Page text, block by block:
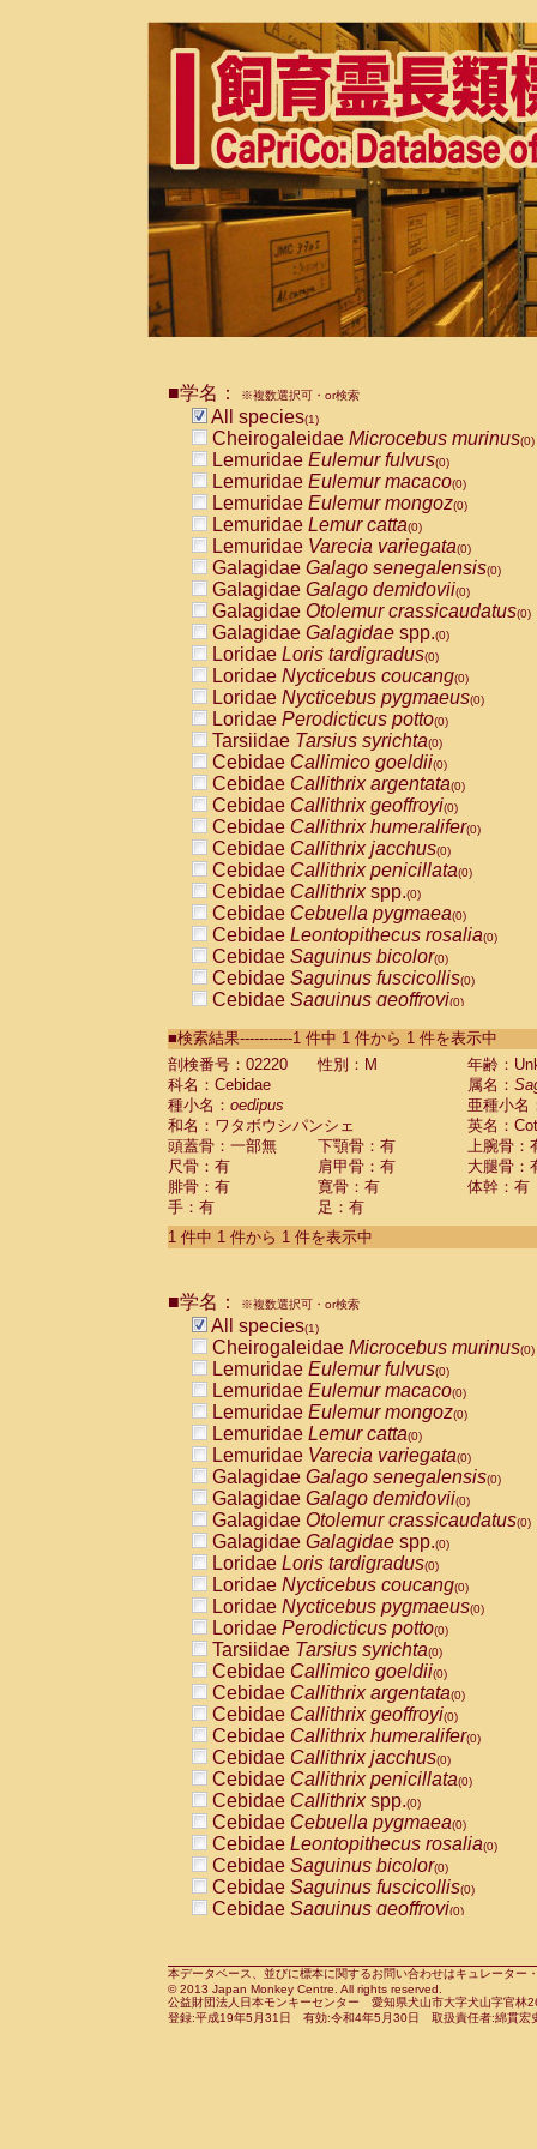
■学名： ※複数選択可・or検索
All species(1)
Cheirogaleidae Microcebus murinus(0)
Lemuridae Eulemur fulvus(0)
Lemuridae Eulemur macaco(0)
Lemuridae Eulemur mongoz(0)
Lemuridae Lemur catta(0)
Lemuridae Varecia variegata(0)
Galagidae Galago senegalensis(0)
Galagidae Galago demidovii(0)
Galagidae Otolemur crassicaudatus(0)
Galagidae Galagidae spp.(0)
Loridae Loris tardigradus(0)
Loridae Nycticebus coucang(0)
Loridae Nycticebus pygmaeus(0)
Loridae Perodicticus potto(0)
Tarsiidae Tarsius syrichta(0)
Cebidae Callimico goeldii(0)
Cebidae Callithrix argentata(0)
Cebidae Callithrix geoffroyi(0)
Cebidae Callithrix humeralifer(0)
Cebidae Callithrix jacchus(0)
Cebidae Callithrix penicillata(0)
Cebidae Callithrixspp.(0)
Cebidae Cebuella pygmaea(0)
Cebidae Leontopithecus rosalia(0)
Cebidae Saguinus bicolor(0)
Cebidae Saguinus fuscicollis(0)
Cebidae Saguinus geoffroyi(0)
CebidaeSaguinus labiatus(0)
Cebidae Saguinus leucopus (0)
Cebidae
Cebidae
CebidaeSaguinus nigricollis (0)
Cebidae Saguinus oedipus
Cebidae Saguinus weddelli
Cebidae Saguinusspp.
Cebidae Aotus trivirgatus
Cebidae Cebus albifrons
CebidaeCebus nigrivittatus
CebidaeCebus
CebidaeSaimiri boliviensis(0)
CebidaeSaimiri sciureus(0)
AtelidaeAlouatta caraya(0)
AtelidaeAlouatta fusca(0)
AtelidaeAlouatta seniculus
AtelidaeAlouattaspp.(0)
AtelidaeAteles belzebuth(0)
AtelidaeAteles geoffroyi(0)
AtelidaeAteles paniscus(0)
AtelidaeAtelesspp.(0)
Atelidae Lagothrix lagothricha
AtelidaeLagothrix lagothricha cana
PitheciidaeCacajao calvus
PitheciidaeCallicebus cupreus
PitheciidaeCallicebus donacophilus
PitheciidaeCallicebus moloch
PitheciidaeCallicebus torquatus
PitheciidaeCallicebusspp.(0)
PitheciidaeChiropotes satanas(0)
PitheciidaePithecia monachus
PitheciidaePithecia pithecia(0)
CercopithecidaeCercocebus agilis
CercopithecidaeCercocebus
CercopithecidaeCercocebus
CercopithecidaeCercocebus
CercopithecidaeCercocebus
CercopithecidaeCercocebushybrid
CercopithecidaePapio anubis(0)
CercopithecidaePapio cynocephalus
CercopithecidaePapio hamadryas(0)
■検索結果-----------1 件中 1 件から 1 件を表示中
剖検番号：02220
性別：M
年齢：
科名：Cebidae
属名：
種小名： oedipus
亜種小名
和名：ワタボウシパンシェ
英名：
頭蓋骨：一部無
下顎骨：有
上腕骨：
尺骨：有
肩甲骨：有
大腿骨：
腓骨：有
寛骨：有
体幹：有
手：有
足：有
1 件中 1 件から 1 件を表示中
■学名： ※複数選択可・or検索
All species(1)
Cheirogaleidae Microcebus murinus(0)
Lemuridae Eulemur fulvus(0)
Lemuridae Eulemur macaco(0)
Lemuridae Eulemur mongoz(0)
Lemuridae Lemur catta(0)
Lemuridae Varecia variegata(0)
Galagidae Galago senegalensis(0)
Galagidae Galago demidovii(0)
Galagidae Otolemur crassicaudatus(0)
Galagidae Galagidae spp.(0)
Loridae Loris tardigradus(0)
Loridae Nycticebus coucang(0)
Loridae Nycticebus pygmaeus(0)
Loridae Perodicticus potto(0)
Tarsiidae Tarsius syrichta(0)
Cebidae Callimico goeldii(0)
Cebidae Callithrix argentata(0)
Cebidae Callithrix geoffroyi(0)
Cebidae Callithrix humeralifer(0)
Cebidae Callithrix jacchus(0)
Cebidae Callithrix penicillata(0)
Cebidae Callithrixspp.(0)
Cebidae Cebuella pygmaea(0)
Cebidae Leontopithecus rosalia(0)
Cebidae Saguinus bicolor(0)
Cebidae Saguinus fuscicollis(0)
Cebidae Saguinus geoffroyi(0)
CebidaeSaguinus leucopus(0)
CebidaeSaguinus midas(0)
Cebidae Saguinus mystax(0)
本データベース、並びに標本に関するお問い合わせはキュレータ
© 2013 Japan Monkey Centre. All rights reserved.
公益財団法人日本モンキーセンター 愛知県犬山市大字犬山字官
登録:平成19年5月31日 有効:令和4年5月30日 取扱責任者:綿貫宏